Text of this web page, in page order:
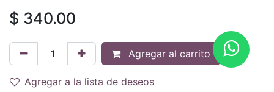
$ 340.00
Agregar al carrito
Agregar a la lista de deseos